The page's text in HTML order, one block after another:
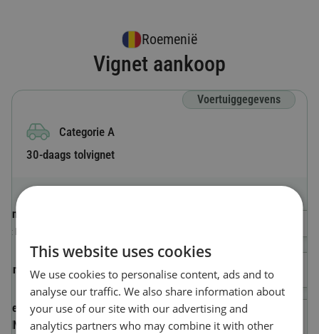
Roemenië
Vignet aankoop
Voertuiggegevens
Categorie A
30-daags tolvignet
Kentekenland
Het land waarin het voertuig is geregistreerd
Nummerplaat
Voertuigidentificatienummer
(VIN)
This website uses cookies
We use cookies to personalise content, ads and to
analyse our traffic. We also share information about
your use of our site with our advertising and
analytics partners who may combine it with other